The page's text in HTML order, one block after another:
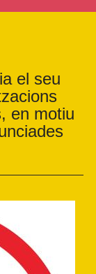
el seu
en motiu